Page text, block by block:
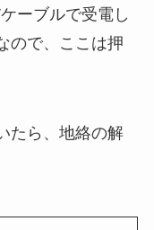
ーブルで受電し
ので、ここは押
たら、地絡の解